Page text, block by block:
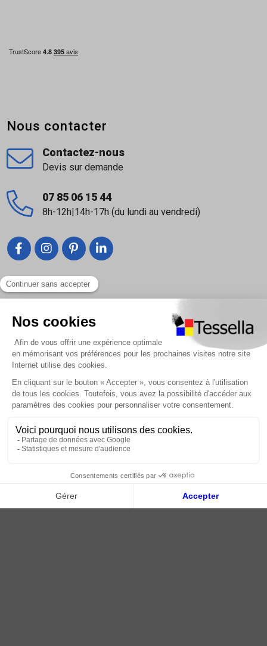
Liens utiles
Nous contacter
À propos
Paiement sécurisé
Livraison | Retour client
Nos tutos
Connexion / Inscription
Nous contacter
Contactez-nous
Devis sur demande
07 85 06 15 44
8h-12h|14h-17h (du lundi au vendredi)
2018 - 2026 © Tessella, Tous droits réservés